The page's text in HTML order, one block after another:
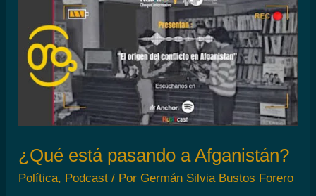
amor
¿Qué está pasando a Afganistán?
Política, Podcast / Por Germán Silvia Bustos Forero